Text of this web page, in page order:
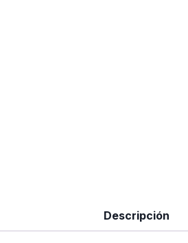
Descripción